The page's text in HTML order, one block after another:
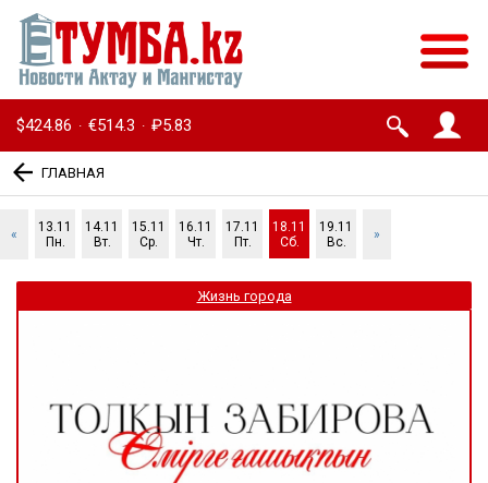
$424.86 · €514.3 · ₽5.83
ГЛАВНАЯ
«
13.11
Пн.
14.11
Вт.
15.11
Ср.
16.11
Чт.
17.11
Пт.
18.11
Сб.
19.11
Вс.
»
Жизнь города